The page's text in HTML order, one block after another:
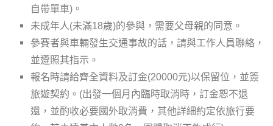
自帶單車)。
未成年人(未滿18歲)的參與，需要父母親的同意。
參賽者與車輛發生交通事故的話，請與工作人員聯絡，
並遵照其指示。
報名時請給齊全資料及訂金(20000元)以保留位，並簽
旅遊契約。(出發一個月內臨時取消時，訂金恕不退
還，並酌收必要國外取消費，其他詳細約定依旅行要